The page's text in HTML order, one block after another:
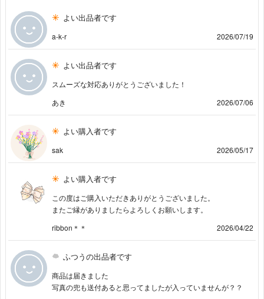
よい出品者です
a-k-r 2026/07/19
よい出品者です
スムーズな対応ありがとうございました！
あき
2026/07/06
よい購入者です
sak 2026/05/17
よい購入者です
この度はご購入いただきありがとうございました。
またご縁がありましたらよろしくお願いします。
ribbon＊＊
2026/04/22
ふつうの出品者です
商品は届きました
写真の兜も送付あると思ってましたが入っていませんが？？